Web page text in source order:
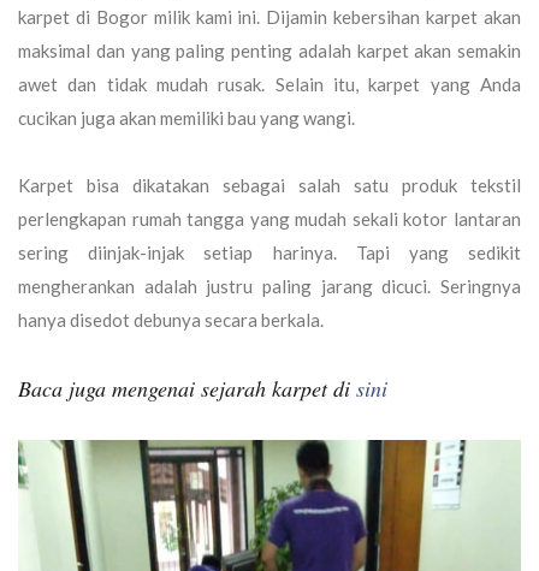
karpet di Bogor milik kami ini. Dijamin kebersihan karpet akan
maksimal dan yang paling penting adalah karpet akan semakin
awet dan tidak mudah rusak. Selain itu, karpet yang Anda
cucikan juga akan memiliki bau yang wangi.
Karpet bisa dikatakan sebagai salah satu produk tekstil
perlengkapan rumah tangga yang mudah sekali kotor lantaran
sering diinjak-injak setiap harinya. Tapi yang sedikit
mengherankan adalah justru paling jarang dicuci. Seringnya
hanya disedot debunya secara berkala.
Baca juga mengenai sejarah karpet di sini